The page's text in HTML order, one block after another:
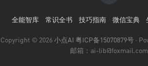
全能智库 常识全书 技巧指南 微信宝典
Copyright © 2026小点AI 粤ICP备15070879号 ·
邮箱：ai-lib@foxmail.com